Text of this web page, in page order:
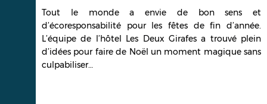
Tout le monde a envie de bon sens et
d’écoresponsabilité pour les fêtes de fin d’année.
L’équipe de l’hôtel Les Deux Girafes a trouvé plein
d’idées pour faire de Noël un moment magique sans
culpabiliser…